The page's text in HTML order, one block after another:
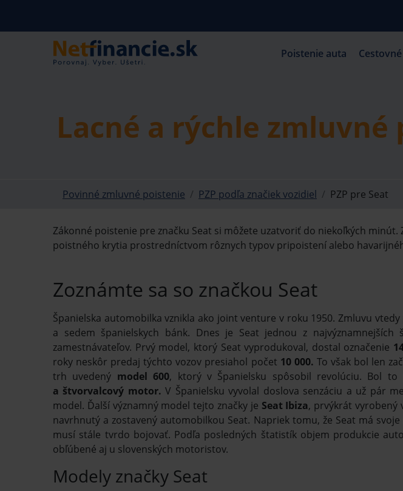
Poistenie auta
Lacné a rýchle
Povinné zmluvné poistenie PZP podľa značiek vozidiel PZP pre Seat
Zákonné poistenie pre značku Seat si môžete uzatvoriť do niekoľkých
poistného krytia prostredníctvom rôznych typov pripoistení alebo
Zoznámte sa so značkou Seat
Španielska automobilka vznikla ako joint venture v roku 1950. Zmluvu
a sedem španielskych bánk. Dnes je Seat jednou z
zamestnávateľov. Prvý model, ktorý Seat vyprodukoval, dostal označenie
roky neskôr predaj týchto vozov presiahol počet 10 000. To však bol len
trh uvedený model 600, ktorý v Španielsku spôsobil revolúciu. Bol
a štvorvalcový motor. V Španielsku vyvolal doslova senzáciu a už pár
model. Ďalší významný model tejto značky je Seat Ibiza, prvýkrát vyrobený
navrhnutý a zostavený automobilkou Seat. Napriek tomu, že Seat má
musí stále tvrdo bojovať. Podľa posledných štatistík objem produkcie
obľúbené aj u slovenských motoristov.
Modely značky Seat